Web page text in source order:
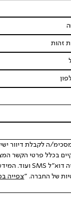
של החברה. "